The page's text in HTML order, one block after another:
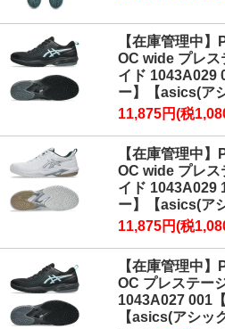
【在庫管理中
OC wide プレス
イド 1043A029
ー】【asics(ア
11,875円(税
【在庫管理中
OC wide プレス
イド 1043A029
ー】【asics(ア
11,875円(税
【在庫管理中
OC プレステー
1043A027 001
【asics(アシッ